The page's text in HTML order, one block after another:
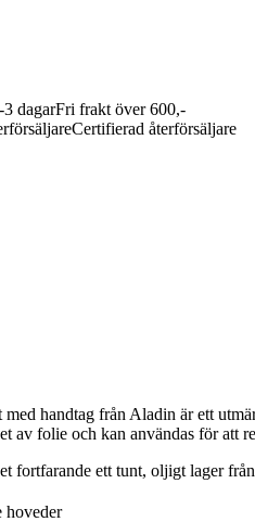
dagarFri frakt över 600,-
Certifierad återförsäljare
handtag från Aladin är ett
av folie och kan användas för att
fortfarande ett tunt, oljigt lager